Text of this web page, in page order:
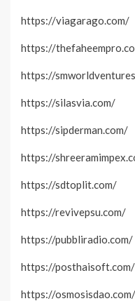
https://viagarago.com/
https://
https://
https://silasvia.com/
https://sipderman.com/
https://
https://sdtoplit.com/
https://revivepsu.com/
https://pubbliradio.com/
https://posthaisoft.com/
https://osmosisdao.com/